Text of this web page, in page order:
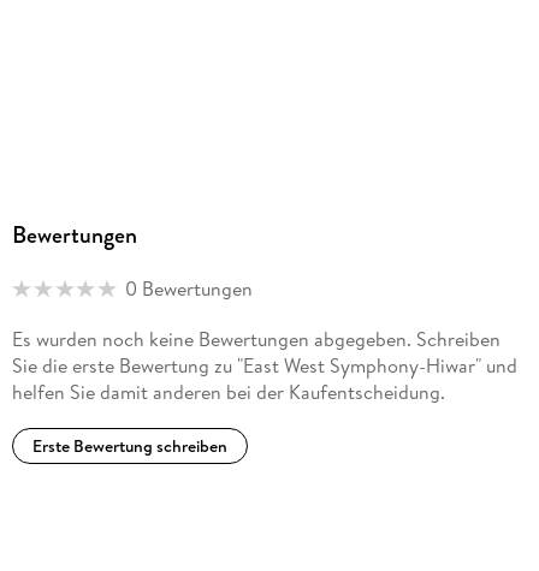
Bewertungen
0 Bewertungen
Es wurden noch keine Bewertungen abgegeben. Schreiben
Sie die erste Bewertung zu "East West Symphony-Hiwar" und
helfen Sie damit anderen bei der Kaufentscheidung.
Erste Bewertung schreiben